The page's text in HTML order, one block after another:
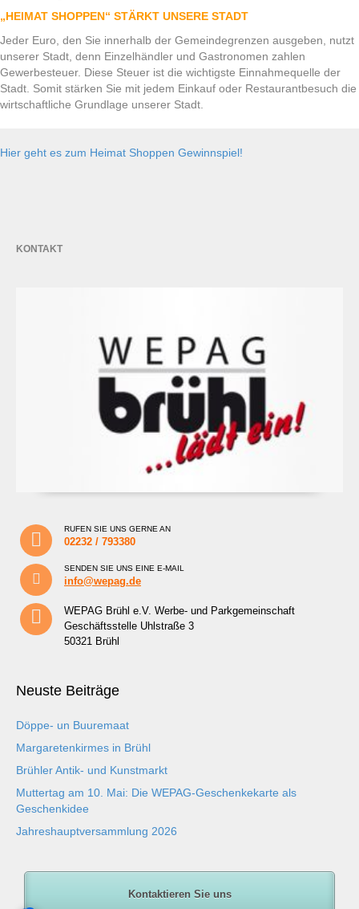
„HEIMAT SHOPPEN“ STÄRKT UNSERE STADT
Jeder Euro, den Sie innerhalb der Gemeindegrenzen ausgeben, nutzt
unserer Stadt, denn Einzelhändler und Gastronomen zahlen
Gewerbesteuer. Diese Steuer ist die wichtigste Einnahmequelle der
Stadt. Somit stärken Sie mit jedem Einkauf oder Restaurantbesuch die
wirtschaftliche Grundlage unserer Stadt.
Hier geht es zum Heimat Shoppen Gewinnspiel!
KONTAKT
RUFEN SIE UNS GERNE AN
02232 / 793380
SENDEN SIE UNS EINE E-MAIL
info@wepag.de
WEPAG Brühl e.V. Werbe- und Parkgemeinschaft
Geschäftsstelle Uhlstraße 3
50321 Brühl
Neuste Beiträge
Döppe- un Buuremaat
Margaretenkirmes in Brühl
Brühler Antik- und Kunstmarkt
Muttertag am 10. Mai: Die WEPAG-Geschenkekarte als
Geschenkidee
Jahreshauptversammlung 2026
Kontaktieren Sie uns